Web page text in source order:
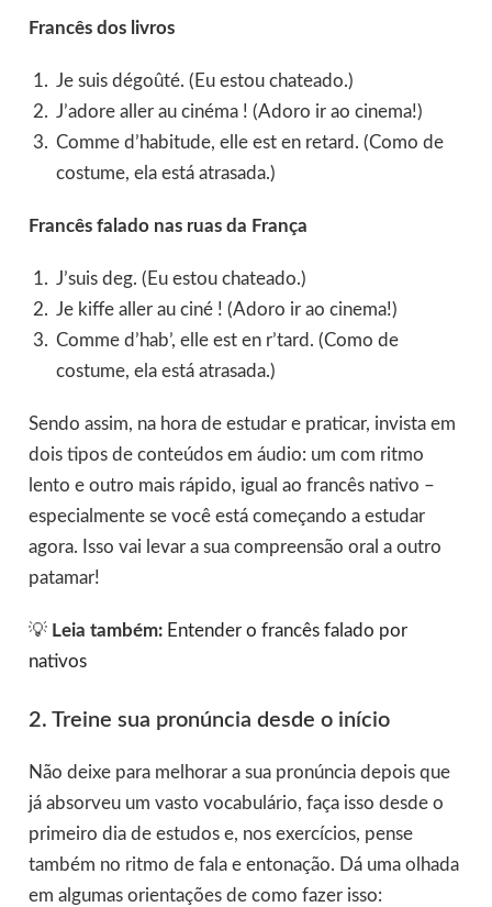
Francês dos livros
Je suis dégoûté. (Eu estou chateado.)
J’adore aller au cinéma ! (Adoro ir ao cinema!)
Comme d’habitude, elle est en retard. (Como de
costume, ela está atrasada.)
Francês falado nas ruas da França
J’suis deg. (Eu estou chateado.)
Je kiffe aller au ciné ! (Adoro ir ao cinema!)
Comme d’hab’, elle est en r’tard. (Como de
costume, ela está atrasada.)
Sendo assim, na hora de estudar e praticar, invista em
dois tipos de conteúdos em áudio: um com ritmo
lento e outro mais rápido, igual ao francês nativo –
especialmente se você está começando a estudar
agora. Isso vai levar a sua compreensão oral a outro
patamar!
💡 Leia também: Entender o francês falado por
nativos
2. Treine sua pronúncia desde o início
Não deixe para melhorar a sua pronúncia depois que
já absorveu um vasto vocabulário, faça isso desde o
primeiro dia de estudos e, nos exercícios, pense
também no ritmo de fala e entonação. Dá uma olhada
em algumas orientações de como fazer isso: